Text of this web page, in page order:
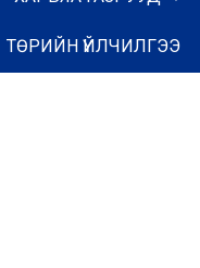
ТӨРИЙН ҮЙЛЧИЛГЭЭ